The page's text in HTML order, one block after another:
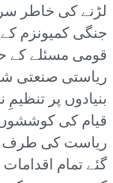
لڑنے کی خاطر
جنگی کمیونزم
قومی مسئلے کے
ریاستی
بنیادوں پر
قیام کی کوششوں
ریاست کی طرف
گئے تمام